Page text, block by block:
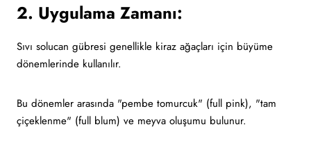
2. Uygulama Zamanı:
Sıvı solucan gübresi genellikle kiraz ağaçları için büyüme
dönemlerinde kullanılır.
Bu dönemler arasında "pembe tomurcuk" (full pink), "tam
çiçeklenme" (full blum) ve meyva oluşumu bulunur.